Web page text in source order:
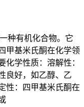
种有机化合物。它
甲基米氏酮在化学领
化学性质：溶解性：
良好，如乙醇、乙
性：四甲基米氏酮在